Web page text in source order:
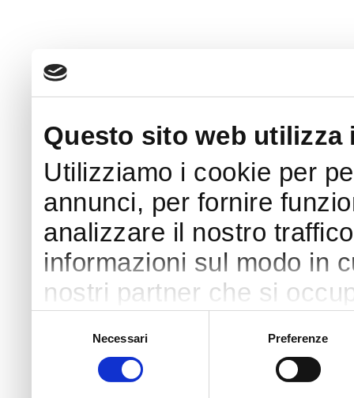
Questo sito web utilizza
Utilizziamo i cookie per
annunci, per fornire
analizzare il nostro
informazioni sul modo in
nostri partner che si
con altre informazioni
raccolto dal suo utilizzo
Necessari Preferenze